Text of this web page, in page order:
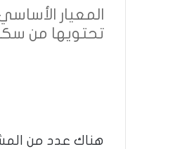
المعيار
تحتويها من
هناك عدد من